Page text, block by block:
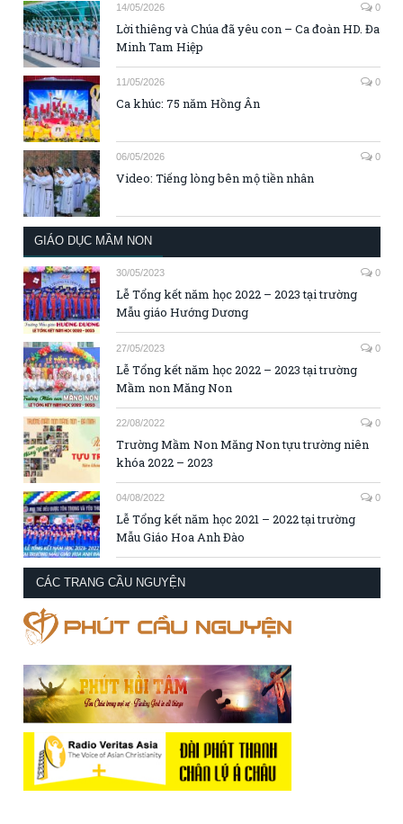
14/05/2026 0
Lời thiêng và Chúa đã yêu con – Ca đoàn HD. Đa
Minh Tam Hiệp
11/05/2026 0
Ca khúc: 75 năm Hồng Ân
06/05/2026 0
Video: Tiếng lòng bên mộ tiền nhân
GIÁO DỤC MẦM NON
30/05/2023 0
Lễ Tổng kết năm học 2022 – 2023 tại trường
Mẫu giáo Hướng Dương
27/05/2023 0
Lễ Tổng kết năm học 2022 – 2023 tại trường
Mầm non Măng Non
22/08/2022 0
Trường Mầm Non Măng Non tựu trường niên
khóa 2022 – 2023
04/08/2022 0
Lễ Tổng kết năm học 2021 – 2022 tại trường
Mẫu Giáo Hoa Anh Đào
CÁC TRANG CẦU NGUYỆN